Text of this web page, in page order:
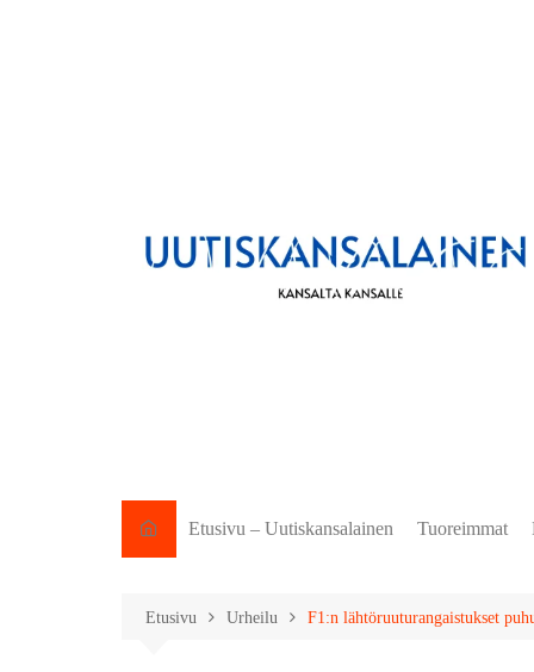
Etusivu – Uutiskansalainen Tuoreimmat
Etusivu Urheilu F1:n lähtöruuturangaistukset